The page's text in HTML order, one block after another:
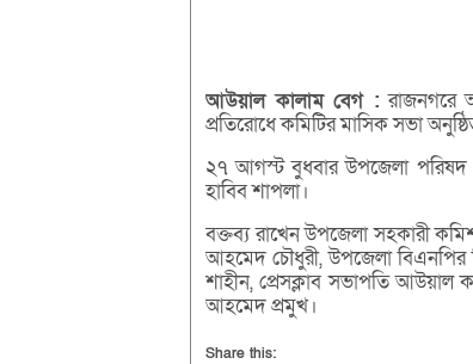
আউয়ালকালামবেগ : রাজনগরে
প্রতিরোধে কমিটির মাসিক সভা
২৭ আগস্ট বুধবার উপজেলা পরিষদ
হাবিব শাপলা।
বক্তব্য রাখেন উপজেলা সহকারী
আহমেদ চৌধুরী, উপজেলা
শাহীন, প্রেসক্লাব সভাপতি আউয়াল
আহমেদ প্রমুখ।
Share this: